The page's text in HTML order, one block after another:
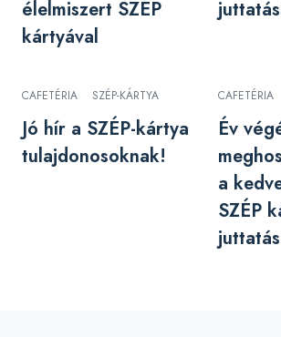
élelmiszert SZÉP
kártyával
CAFETÉRIA SZÉP-KÁRTYA
Jó hír a SZÉP-kártya
tulajdonosoknak!
CAFETÉRIA
Év
a
SZÉP